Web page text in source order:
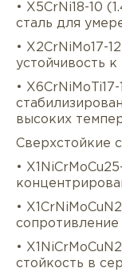
• X5CrNi18-10
сталь для
• X2CrNiMo17-
устойчивость
• X6CrNiMoTi17-
высоких
Сверхстойкие
•
•
•
стойкость в